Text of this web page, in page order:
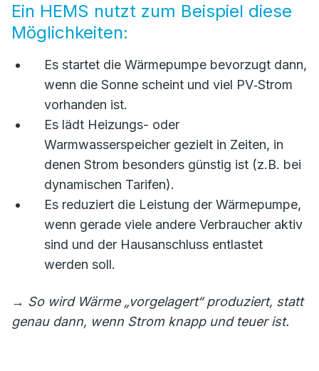
Ein HEMS nutzt zum Beispiel diese
Möglichkeiten:
Es startet die Wärmepumpe bevorzugt dann,
wenn die Sonne scheint und viel PV‑Strom
vorhanden ist.
Es lädt Heizungs- oder
Warmwasserspeicher gezielt in Zeiten, in
denen Strom besonders günstig ist (z.B. bei
dynamischen Tarifen).
Es reduziert die Leistung der Wärmepumpe,
wenn gerade viele andere Verbraucher aktiv
sind und der Hausanschluss entlastet
werden soll.
→ So wird Wärme „vorgelagert“ produziert, statt
genau dann, wenn Strom knapp und teuer ist.